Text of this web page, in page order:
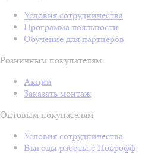
Условия сотрудничества
Программа лояльности
Обучение для партнёров
Розничным покупателям
Акции
Заказать монтаж
Оптовым покупателям
Условия сотрудничества
Выгоды работы с Покрофф